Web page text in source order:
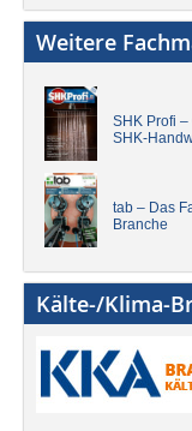
Weitere
SHK Profi
SHK-
tab – Das
Branche
Kälte-/Klima-